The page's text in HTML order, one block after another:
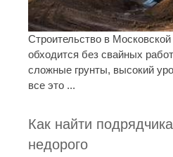
Строительство в
обходится без свайных
сложные грунты, высокий
все это ...
Как найти
недорого